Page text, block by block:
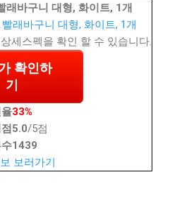
래바구니 대형, 화이트, 1개
세스펙을 확인 할 수 있습니다.
확인하
기
33%
5.0/5점
1439
보러가기